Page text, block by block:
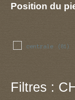
Position du
centrale (81)
Filtres :